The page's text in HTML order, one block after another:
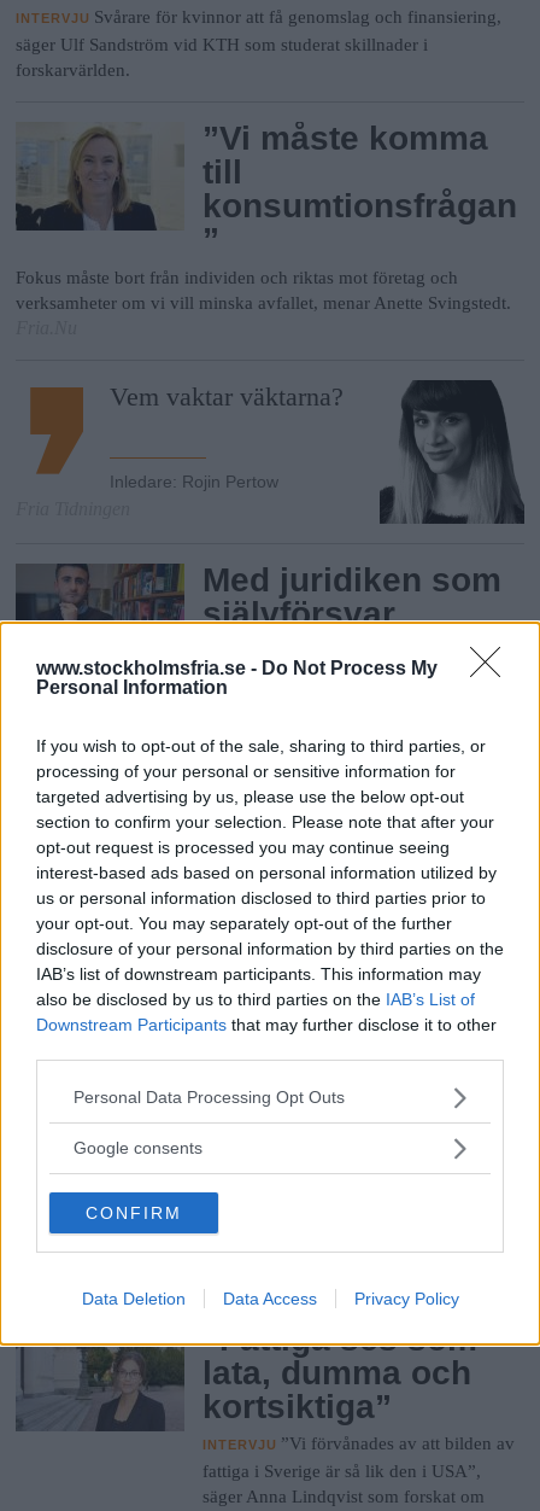
www.stockholmsfria.se - Do Not Process My
Personal Information
If you wish to opt-out of the sale, sharing to third parties, or
processing of your personal or sensitive information for
targeted advertising by us, please use the below opt-out
section to confirm your selection. Please note that after your
opt-out request is processed you may continue seeing
interest-based ads based on personal information utilized by
us or personal information disclosed to third parties prior to
your opt-out. You may separately opt-out of the further
disclosure of your personal information by third parties on the
IAB’s list of downstream participants. This information may
also be disclosed by us to third parties on the IAB’s List of
Downstream Participants that may further disclose it to other
Please note that this website/app uses one or more Google
not limited to your visit or usage behaviour. You may click to
use your data for below specified purposes in below Google
consent section.
Personal Data Processing Opt Outs
Google consents
CONFIRM
Data Deletion Data Access Privacy Policy
INTERVJU Svårare för kvinnor att få genomslag och finansiering,
säger Ulf Sandström vid KTH som studerat skillnader i
forskarvärlden.
”Vi måste komma
till
konsumtionsfrågan
”
Fokus måste bort från individen och riktas mot företag och
verksamheter om vi vill minska avfallet, menar Anette Svingstedt.
Vem vaktar väktarna?
Inledare: Rojin Pertow
Med juridiken som
självförsvar
Fria möter Rami al-Khamisi, Husbybo,
medgrundare till rättviserörelsen
”Bilden att
medierna mörkar
stämmer inte”
Att medierna mörkar negativa effekter av
invandring hörs ofta i den offentliga
debatten. Fria samtalar med
journalistikprofessorn Jesper Strömbäck
som har undersökt saken och i en ny
rapport kommit fram till att så inte är
Ta tillbaka allt. Gatorna,
torgen, arbetsplatserna.
Inledare:Rojin Pertow
”Fattiga ses som
lata, dumma och
kortsiktiga”
INTERVJU ”Vi förvånades av att bilden av
fattiga i Sverige är så lik den i USA”,
säger Anna Lindqvist som forskat om